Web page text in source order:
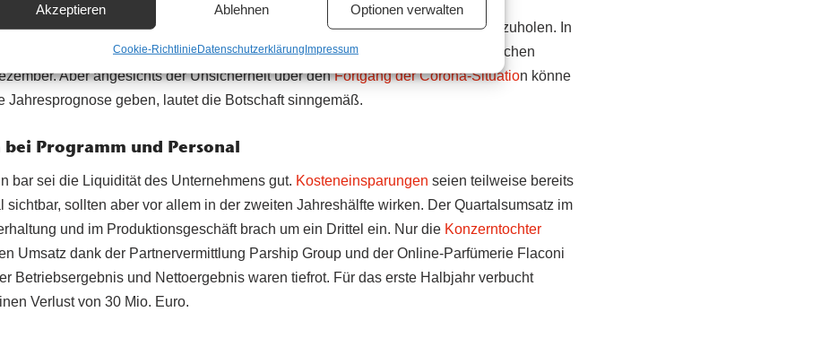
Akzeptieren Ablehnen Optionen verwalten
Cookie-RichtlinieDatenschutzerklärungImpressum
nicht möglich sein, die bis Herbst entstanden Rückgänge bis Jahresende aufzuholen. In
ProSiebenSat.1 zwar etwa die Hälfte seines Betriebsgewinns zwischen
Aber angesichts der Unsicherheit über denFortgang der Corona-Situation könne
Jahresprognose geben, lautet die Botschaft sinngemäß.
bei Programm und Personal
bar sei die Liquidität des Unternehmens gut. Kosteneinsparungen seien teilweise bereits
sichtbar, sollten aber vor allem in der zweiten Jahreshälfte wirken. Der Quartalsumsatz im
und im Produktionsgeschäft brach um ein Drittel ein. Nur die Konzerntochter
Umsatz dank der Partnervermittlung Parship Group und der Online-Parfümerie Flaconi
Betriebsergebnis und Nettoergebnis waren tiefrot. Für das erste Halbjahr verbucht
Verlust von 30 Mio. Euro.